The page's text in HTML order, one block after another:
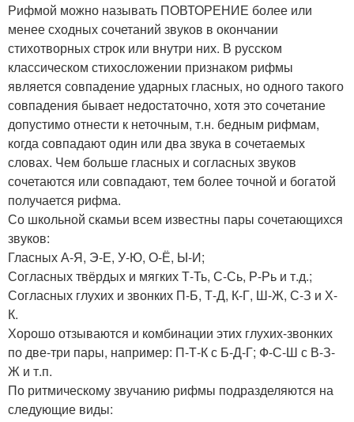
Рифмой можно называть ПОВТОРЕНИЕ более или
менее сходных сочетаний звуков в окончании
стихотворных строк или внутри них. В русском
классическом стихосложении признаком рифмы
является совпадение ударных гласных, но одного такого
совпадения бывает недостаточно, хотя это сочетание
допустимо отнести к неточным, т.н. бедным рифмам,
когда совпадают один или два звука в сочетаемых
словах. Чем больше гласных и согласных звуков
сочетаются или совпадают, тем более точной и богатой
получается рифма.
Со школьной скамьи всем известны пары сочетающихся
звуков:
Гласных А-Я, Э-Е, У-Ю, О-Ё, Ы-И;
Согласных твёрдых и мягких Т-Ть, С-Сь, Р-Рь и т.д.;
Согласных глухих и звонких П-Б, Т-Д, К-Г, Ш-Ж, С-З и Х-
К.
Хорошо отзываются и комбинации этих глухих-звонких
по две-три пары, например: П-Т-К с Б-Д-Г; Ф-С-Ш с В-З-
Ж и т.п.
По ритмическому звучанию рифмы подразделяются на
следующие виды: